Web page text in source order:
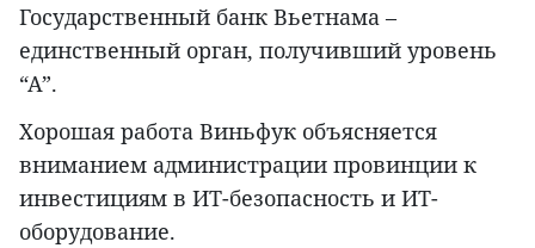
Государственный банк Вьетнама –
единственный орган, получивший уровень
“А”.
Хорошая работа Виньфук объясняется
вниманием администрации провинции к
инвестициям в ИТ-безопасность и ИТ-
оборудование.